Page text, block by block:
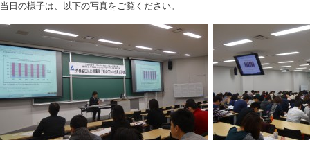
当日の様子は、以下の写真をご覧ください。